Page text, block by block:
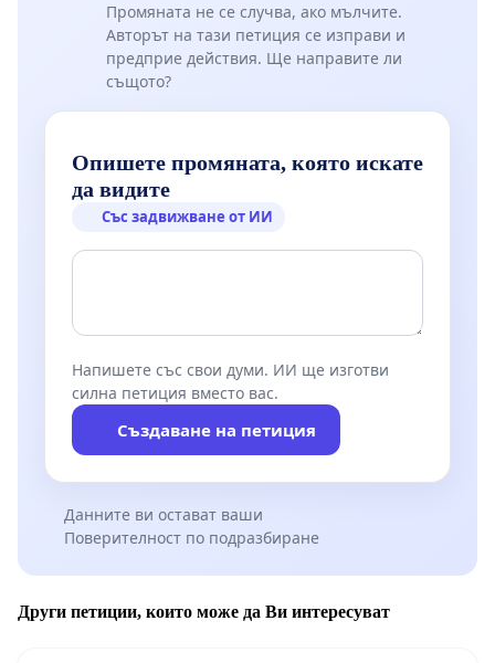
Промяната не се случва, ако мълчите.
Авторът на тази петиция се изправи и
предприе действия. Ще направите ли
същото?
Опишете промяната, която искате
да видите
Със задвижване от ИИ
Напишете със свои думи. ИИ ще изготви
силна петиция вместо вас.
Създаване на петиция
Данните ви остават ваши
Поверителност по подразбиране
Други петиции, които може да Ви интересуват